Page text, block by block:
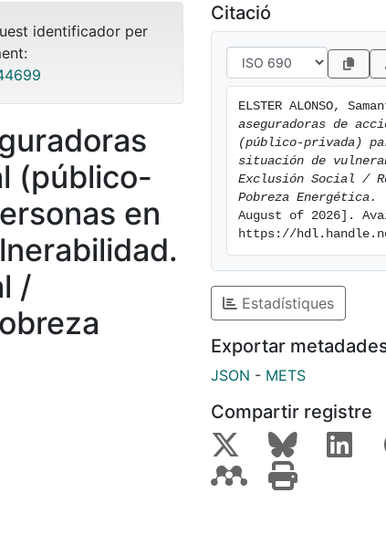
identificador per
(público-
en
/
Citació
ELSTER ALONSO,
aseguradoras de
(público-privada)
situación de
Exclusión Social /
Pobreza Energética.
August of 2026].
https://
Estadístiques
Exportar
JSON - METS
Compartir registre